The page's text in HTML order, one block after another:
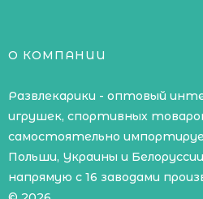
О КОМПАНИИ
Развлекарики - оптовый
игрушек, спортивных
самостоятельно
Польши, Украины и
напрямую с 16 заводами